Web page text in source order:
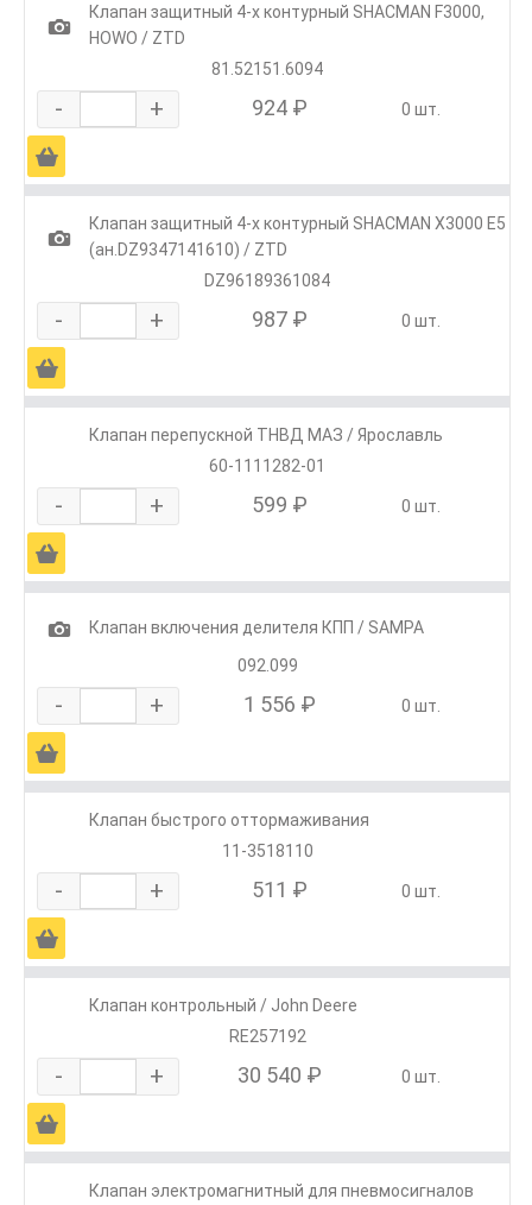
1
Клапан защитный 4-х контурный SHACMAN F3000,
HOWO / ZTD
81.52151.6094
- + 924 ₽ 0 шт.
Ä
1
Клапан защитный 4-х контурный SHACMAN X3000 E5
(ан.DZ9347141610) / ZTD
DZ96189361084
- + 987 ₽ 0 шт.
Ä
Клапан перепускной ТНВД МАЗ / Ярославль
60-1111282-01
- + 599 ₽ 0 шт.
Ä
1
Клапан включения делителя КПП / SAMPA
092.099
- + 1 556 ₽ 0 шт.
Ä
Клапан быстрого оттормаживания
11-3518110
- + 511 ₽ 0 шт.
Ä
Клапан контрольный / John Deere
RE257192
- + 30 540 ₽ 0 шт.
Ä
Клапан электромагнитный для пневмосигналов